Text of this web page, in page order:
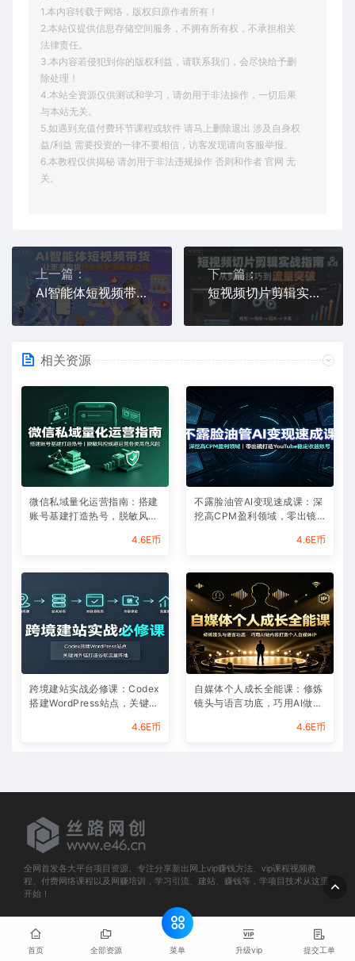
1.本内容转载于网络，版权归原作者所有！
2.本站仅提供信息存储空间服务，不拥有所有权，不承担相关
法律责任。
3.本内容若侵犯到你的版权利益，请联系我们，会尽快给予删
除处理！
4.本站全资源仅供测试和学习，请勿用于非法操作，一切后果
与本站无关。
5.如遇到充值付费环节课程或软件 请马上删除退出 涉及自身权
益/利益 需要投资的一律不要相信，访客发现请向客服举报。
6.本教程仅供揭秘 请勿用于非法违规操作 否则和作者 官网 无
关。
上一篇：
AI智能体短视频带货，让更多带货创业者更简单更直接
下一篇：
短视频切片剪辑实战指南，从剪辑技巧到流量突破
相关资源
微信私域量化运营指南：搭建
账号基建打造热号，脱敏风控
4.6E币
不露脸油管AI变现速成课：深
挖高CPM盈利领域，零出镜
4.6E币
跨境建站实战必修课：Codex
搭建WordPress站点，关键词
4.6E币
自媒体个人成长全能课：修炼
镜头与语言功底，巧用AI做内
4.6E币
全网首发各大平台项目资源、专注分享新出网上vip赚钱方法、vip课程视频教
程、付费网络课程以及网赚培训，学习引流、建站、赚钱等，学项目技术从这里
开始！
© 2025 e46.cn All rights reserved
首页 全部资源 菜单 升级vip 提交工单